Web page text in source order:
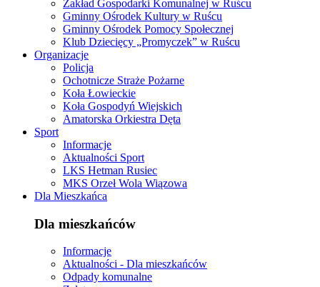
Zakład Gospodarki Komunalnej w Ruścu
Gminny Ośrodek Kultury w Ruścu
Gminny Ośrodek Pomocy Społecznej
Klub Dziecięcy „Promyczek” w Ruścu
Organizacje
Policja
Ochotnicze Straże Pożarne
Koła Łowieckie
Koła Gospodyń Wiejskich
Amatorska Orkiestra Dęta
Sport
Informacje
Aktualności Sport
LKS Hetman Rusiec
MKS Orzeł Wola Wiązowa
Dla Mieszkańca
Dla mieszkańców
Informacje
Aktualności - Dla mieszkańców
Odpady komunalne